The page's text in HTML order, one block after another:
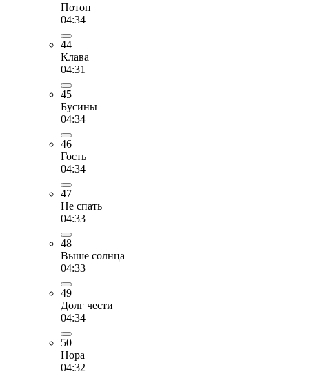
Потоп
04:34
44
Клава
04:31
45
Бусины
04:34
46
Гость
04:34
47
Не спать
04:33
48
Выше солнца
04:33
49
Долг чести
04:34
50
Нора
04:32